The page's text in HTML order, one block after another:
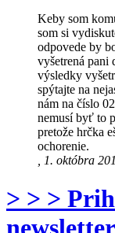
Keby som
som si
odpovede by
vyšetrená pani
výsledky
spýtajte na
nám na číslo
nemusí byť to
pretože hrčka
ochorenie.
, 1. októbra
> > >